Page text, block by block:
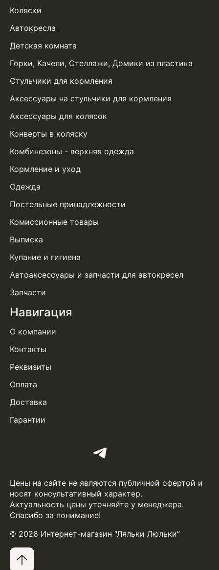
Коляски
Автокресла
Детская комната
Горки, Качели, Стеллажи, Домики из пластика
Стульчики для кормления
Аксессуары на стульчики для кормления
Аксессуары для колясок
Конверты в коляску
Комбинезоны - верхняя одежда
Кормление и уход
Одежда
Постельные принадлежности
Комиссионные товары
Выписка
Купание и гигиена
Автоаксессуары и запчасти для автокресел
Запчасти
Навигация
О компании
Контакты
Реквизиты
Оплата
Доставка
Гарантии
Цены на сайте не являются публичной офертой и
носят консультативный характер.
Актуальность цены уточняйте у менеджера.
Спасибо за понимание!
© 2026 Интернет-магазин “Ляльки Люльки”